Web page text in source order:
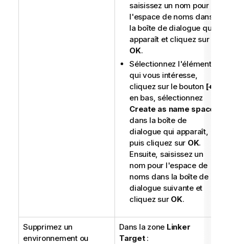
saisissez un nom pour
l'espace de noms dans
la boîte de dialogue qui
apparaît et cliquez sur
OK.
Sélectionnez l'élément
qui vous intéresse,
cliquez sur le bouton [+]
en bas, sélectionnez
Create as name space
dans la boîte de
dialogue qui apparaît,
puis cliquez sur OK.
Ensuite, saisissez un
nom pour l'espace de
noms dans la boîte de
dialogue suivante et
cliquez sur OK.
Supprimez un
environnement ou
Dans la zone Linker
Target: